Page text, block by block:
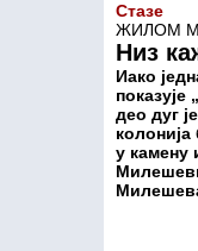
Стазе
ЖИЛОМ
Низ
Иако
део дуг
у камену